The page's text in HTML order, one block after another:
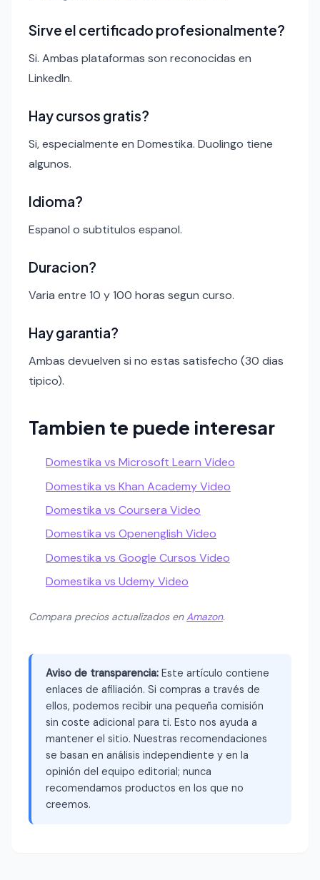
Sirve el certificado profesionalmente?
Si. Ambas plataformas son reconocidas en
LinkedIn.
Hay cursos gratis?
Si, especialmente en Domestika. Duolingo tiene
algunos.
Idioma?
Espanol o subtitulos espanol.
Duracion?
Varia entre 10 y 100 horas segun curso.
Hay garantia?
Ambas devuelven si no estas satisfecho (30 dias
tipico).
Tambien te puede interesar
Domestika vs Microsoft Learn Video
Domestika vs Khan Academy Video
Domestika vs Coursera Video
Domestika vs Openenglish Video
Domestika vs Google Cursos Video
Domestika vs Udemy Video
Compara precios actualizados enAmazon.
Aviso de transparencia: Este artículo contiene
enlaces de afiliación. Si compras a través de
ellos, podemos recibir una pequeña comisión
sin coste adicional para ti. Esto nos ayuda a
mantener el sitio. Nuestras recomendaciones
se basan en análisis independiente y en la
opinión del equipo editorial; nunca
recomendamos productos en los que no
creemos.